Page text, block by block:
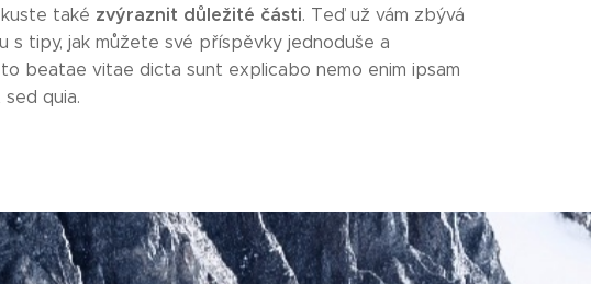
také zvýraznit důležité části. Teď už vám zbývá
s tipy, jak můžete své příspěvky jednoduše a
beatae vitae dicta sunt explicabo nemo enim ipsam
quia.